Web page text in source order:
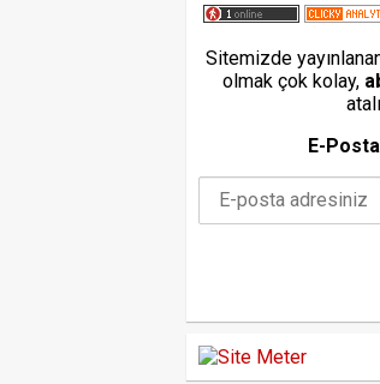
Sitemizde
olmak çok kolay,
E-